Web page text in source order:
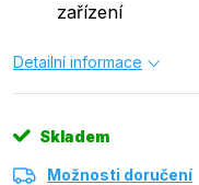
zařízení
Detailní informace
Skladem
Možnosti doručení